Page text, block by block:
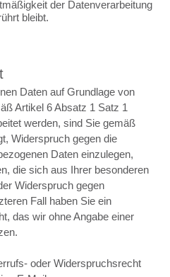
der Datenverarbeitung
bleibt.
Daten auf Grundlage von
Artikel 6 Absatz 1 Satz 1
werden, sind Sie gemäß
Widerspruch gegen die
Daten einzulegen,
die sich aus Ihrer besonderen
Widerspruch gegen
Fall haben Sie ein
das wir ohne Angabe einer
oder Widerspruchsrecht